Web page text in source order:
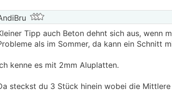
Tipp auch Beton dehnt sich aus, wenn
als im Sommer, da kann ein Schnitt
kenne es mit 2mm Aluplatten.
steckst du 3 Stück hinein wobei die